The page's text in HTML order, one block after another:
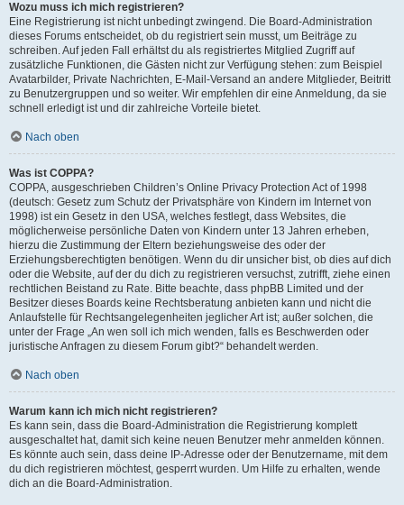
Wozu muss ich mich registrieren?
Eine Registrierung ist nicht unbedingt zwingend. Die Board-Administration
dieses Forums entscheidet, ob du registriert sein musst, um Beiträge zu
schreiben. Auf jeden Fall erhältst du als registriertes Mitglied Zugriff auf
zusätzliche Funktionen, die Gästen nicht zur Verfügung stehen: zum Beispiel
Avatarbilder, Private Nachrichten, E-Mail-Versand an andere Mitglieder, Beitritt
zu Benutzergruppen und so weiter. Wir empfehlen dir eine Anmeldung, da sie
schnell erledigt ist und dir zahlreiche Vorteile bietet.
Nach oben
Was ist COPPA?
COPPA, ausgeschrieben Children’s Online Privacy Protection Act of 1998
(deutsch: Gesetz zum Schutz der Privatsphäre von Kindern im Internet von
1998) ist ein Gesetz in den USA, welches festlegt, dass Websites, die
möglicherweise persönliche Daten von Kindern unter 13 Jahren erheben,
hierzu die Zustimmung der Eltern beziehungsweise des oder der
Erziehungsberechtigten benötigen. Wenn du dir unsicher bist, ob dies auf dich
oder die Website, auf der du dich zu registrieren versuchst, zutrifft, ziehe einen
rechtlichen Beistand zu Rate. Bitte beachte, dass phpBB Limited und der
Besitzer dieses Boards keine Rechtsberatung anbieten kann und nicht die
Anlaufstelle für Rechtsangelegenheiten jeglicher Art ist; außer solchen, die
unter der Frage „An wen soll ich mich wenden, falls es Beschwerden oder
juristische Anfragen zu diesem Forum gibt?“ behandelt werden.
Nach oben
Warum kann ich mich nicht registrieren?
Es kann sein, dass die Board-Administration die Registrierung komplett
ausgeschaltet hat, damit sich keine neuen Benutzer mehr anmelden können.
Es könnte auch sein, dass deine IP-Adresse oder der Benutzername, mit dem
du dich registrieren möchtest, gesperrt wurden. Um Hilfe zu erhalten, wende
dich an die Board-Administration.